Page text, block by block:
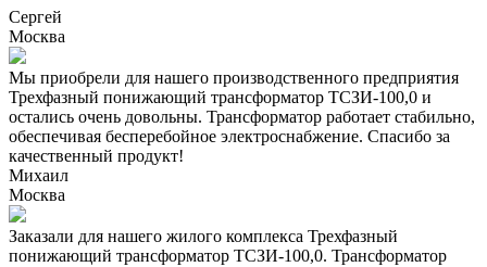
Сергей
Москва
Мы приобрели для нашего производственного предприятия
Трехфазный понижающий трансформатор ТСЗИ-100,0 и
остались очень довольны. Трансформатор работает стабильно,
обеспечивая бесперебойное электроснабжение. Спасибо за
качественный продукт!
Михаил
Москва
Заказали для нашего жилого комплекса Трехфазный
понижающий трансформатор ТСЗИ-100,0. Трансформатор